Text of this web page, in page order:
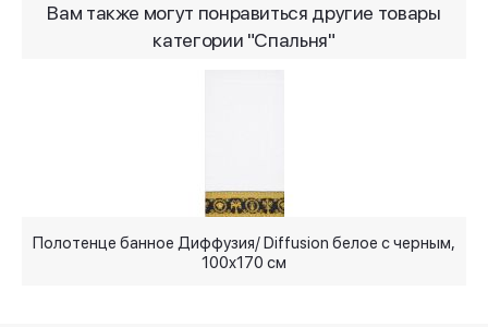
Вам также могут понравиться другие товары
категории "Спальня"
Полотенце банное Диффузия/ Diffusion белое с черным,
100x170 см